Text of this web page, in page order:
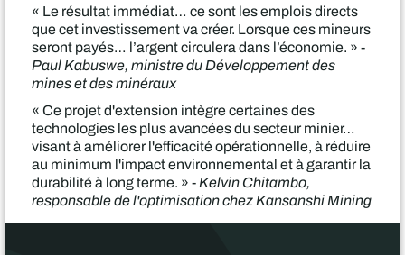
« Le résultat immédiat… ce sont les emplois directs
que cet investissement va créer. Lorsque ces mineurs
seront payés… l’argent circulera dans l’économie. » -
Paul Kabuswe, ministre du Développement des
mines et des minéraux
« Ce projet d'extension intègre certaines des
technologies les plus avancées du secteur minier…
visant à améliorer l'efficacité opérationnelle, à réduire
au minimum l'impact environnemental et à garantir la
durabilité à long terme. » -Kelvin Chitambo,
responsable de l'optimisation chez Kansanshi Mining